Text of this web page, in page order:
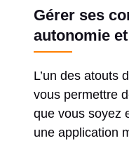
Gérer ses
autonomie
L’un des atouts
vous permettre
que vous soyez
une application